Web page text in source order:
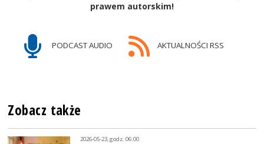
prawem autorskim!
PODCAST AUDIO AKTUALNOŚCI RSS
Zobacz także
2026-05-23, godz. 06:00